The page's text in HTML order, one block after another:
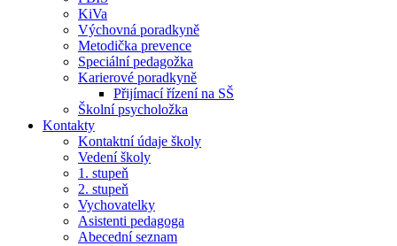
KiVa
Výchovná poradkyně
Metodička prevence
Speciální pedagožka
Karierové poradkyně
Přijímací řízení na SŠ
Školní psycholožka
Kontakty
Kontaktní údaje školy
Vedení školy
1. stupeň
2. stupeň
Vychovatelky
Asistenti pedagoga
Abecední seznam